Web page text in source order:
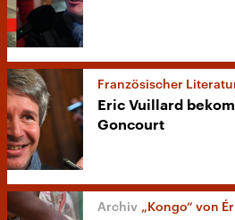
Französischer
Eric Vuillard
Goncourt
„Kongo“ von